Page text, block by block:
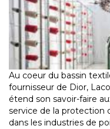
Au coeur du bassin
fournisseur de Dior,
étend son savoir-faire
service de la protection
dans les industries de